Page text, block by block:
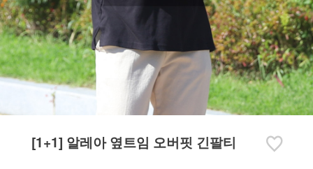
[1+1] 알레아 옆트임 오버핏 긴팔티